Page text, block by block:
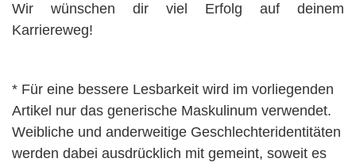
Wir wünschen dir viel Erfolg auf deinem
Karriereweg!
* Für eine bessere Lesbarkeit wird im vorliegenden
Artikel nur das generische Maskulinum verwendet.
Weibliche und anderweitige Geschlechteridentitäten
werden dabei ausdrücklich mit gemeint, soweit es